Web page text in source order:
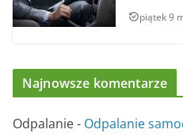
piątek 9
Najnowsze komentarze
Odpalanie- Odpalanie